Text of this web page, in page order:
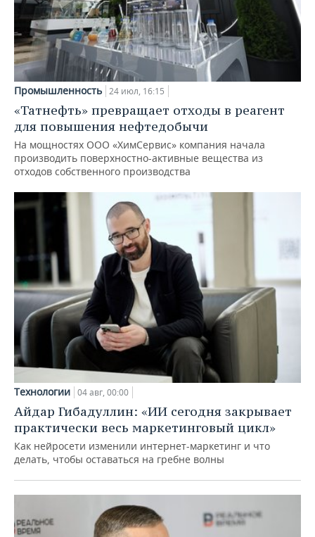
Промышленность 24 июл, 16:15
«Татнефть» превращает отходы в реагент
для повышения нефтедобычи
На мощностях ООО «ХимСервис» компания начала
производить поверхностно-активные вещества из
отходов собственного производства
Технологии 04 авг, 00:00
Айдар Гибадуллин: «ИИ сегодня закрывает
практически весь маркетинговый цикл»
Как нейросети изменили интернет-маркетинг и что
делать, чтобы оставаться на гребне волны